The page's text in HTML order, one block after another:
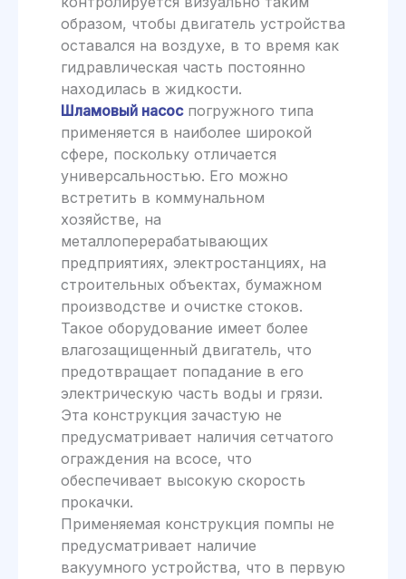
образом, чтобы двигатель устройства
оставался на воздухе, в то время как
гидравлическая часть постоянно
находилась в жидкости.
Шламовый насоспогружного типа
применяется в наиболее широкой
сфере, поскольку отличается
универсальностью. Его можно
встретить в коммунальном
хозяйстве, на
металлоперерабатывающих
предприятиях, электростанциях, на
строительных объектах, бумажном
производстве и очистке стоков.
Такое оборудование имеет более
влагозащищенный двигатель, что
предотвращает попадание в его
электрическую часть воды и грязи.
Эта конструкция зачастую не
предусматривает наличия сетчатого
ограждения на всосе, что
обеспечивает высокую скорость
прокачки.
Применяемая конструкция помпы не
предусматривает наличие
вакуумного устройства, что в первую